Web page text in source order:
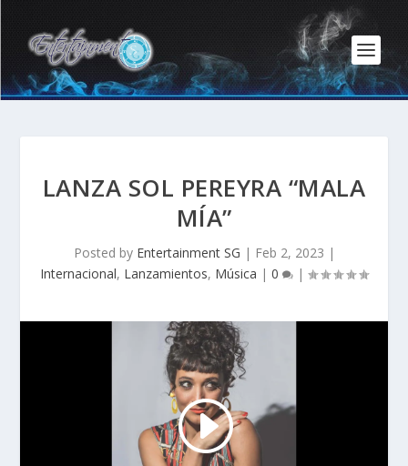
LANZA SOL PEREYRA “MALA
MÍA”
Posted by Entertainment SG | Feb 2, 2023 |
Internacional, Lanzamientos, Música | 0 |